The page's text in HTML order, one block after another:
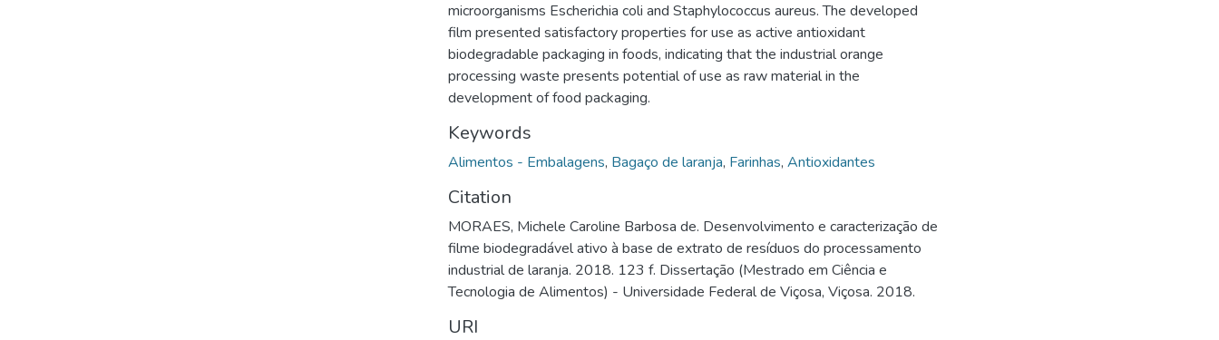
microorganisms Escherichia coli and Staphylococcus aureus. The developed
film presented satisfactory properties for use as active antioxidant
biodegradable packaging in foods, indicating that the industrial orange
processing waste presents potential of use as raw material in the
development of food packaging.
Keywords
Alimentos - Embalagens, Bagaço de laranja, Farinhas, Antioxidantes
Citation
MORAES, Michele Caroline Barbosa de. Desenvolvimento e caracterização de
filme biodegradável ativo à base de extrato de resíduos do processamento
industrial de laranja. 2018. 123 f. Dissertação (Mestrado em Ciência e
Tecnologia de Alimentos) - Universidade Federal de Viçosa, Viçosa. 2018.
URI